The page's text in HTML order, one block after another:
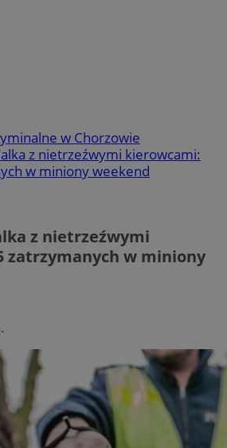
w Chorzowie
z nietrzeźwymi kierowcami:
w miniony weekend
z nietrzeźwymi
zatrzymanych w miniony